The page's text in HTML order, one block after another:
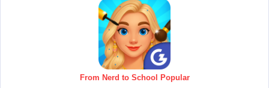
From Nerd to School Popular